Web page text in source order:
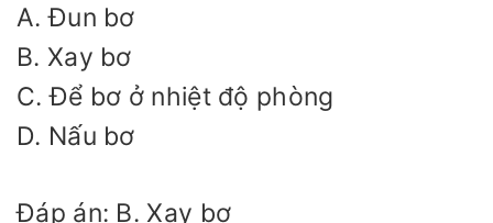
A. Đun bơ
B. Xay bơ
C. Để bơ ở nhiệt độ phòng
D. Nấu bơ
Đáp án: B. Xay bơ